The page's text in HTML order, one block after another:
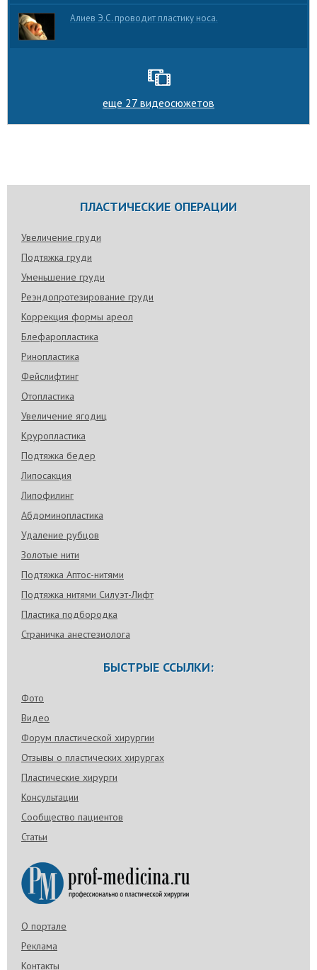
Алиев Э.С. проводит пластику носа.
еще 27 видеосюжетов
ПЛАСТИЧЕСКИЕ ОПЕРАЦИИ
Увеличение груди
Подтяжка груди
Уменьшение груди
Реэндопротезирование груди
Коррекция формы ареол
Блефаропластика
Ринопластика
Фейслифтинг
Отопластика
Увеличение ягодиц
Круропластика
Подтяжка бедер
Липосакция
Липофилинг
Абдоминопластика
Удаление рубцов
Золотые нити
Подтяжка Аптос-нитями
Подтяжка нитями Силуэт-Лифт
Пластика подбородка
Страничка анестезиолога
БЫСТРЫЕ ССЫЛКИ:
Фото
Видео
Форум пластической хирургии
Отзывы о пластических хирургах
Пластические хирурги
Консультации
Сообщество пациентов
Статьи
О портале
Реклама
Контакты